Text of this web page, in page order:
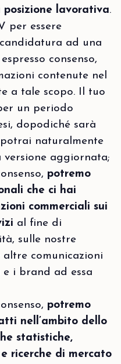
lavorativa.
per essere
ad una
consenso,
contenute nel
a tale scopo. Il tuo
un periodo
dopodiché sarà
naturalmente
versione aggiornata;
potremo
che ci hai
commerciali sui
al fine di
sulle nostre
comunicazioni
i brand ad essa
potremo
nell’ambito dello
statistiche,
ricerche di mercato